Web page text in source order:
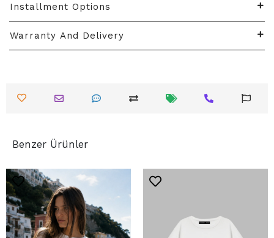
Installment Options
Warranty And Delivery
Benzer Ürünler